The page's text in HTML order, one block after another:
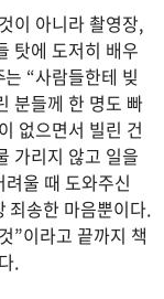
이 아니라 촬영장,
탓에 도저히 배우
“사람들한테 빚
분들께 한 명도 빠
없으면서 빌린 건
가리지 않고 일을
울 때 도와주신
죄송한 마음뿐이다.
”이라고 끝까지 책
.